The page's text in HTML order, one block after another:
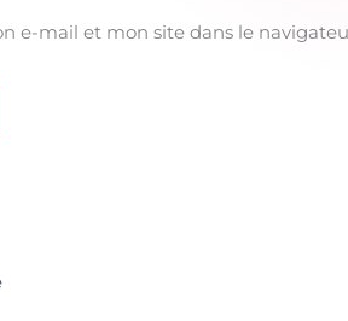
e-mail et mon site dans le